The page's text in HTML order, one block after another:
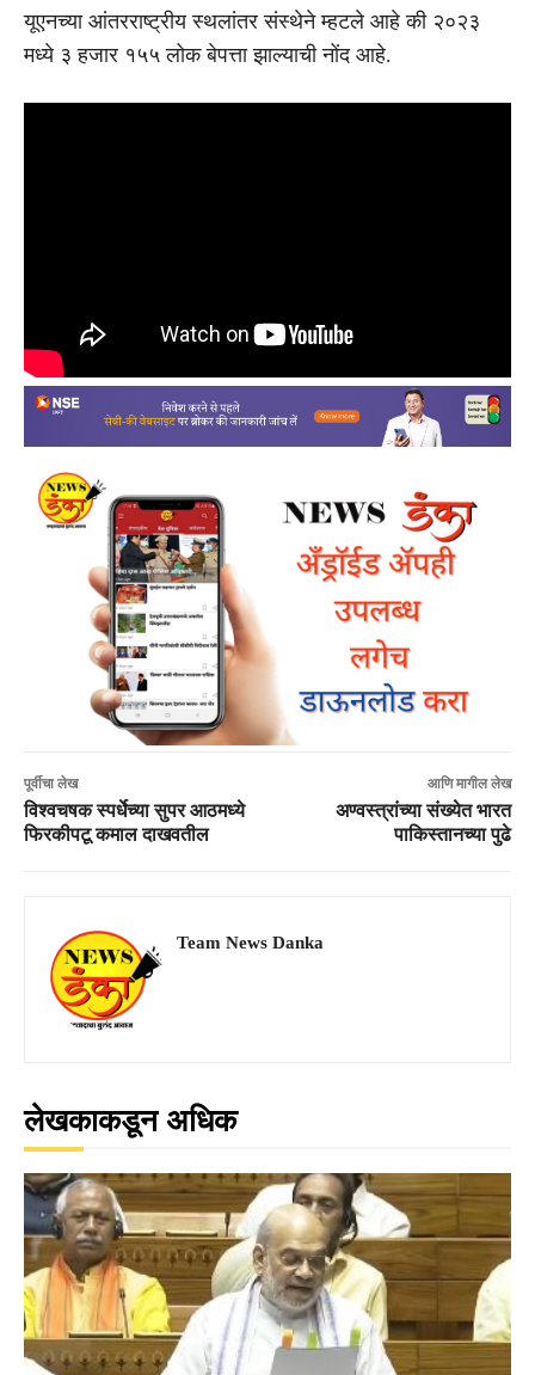
यूएनच्या आंतरराष्ट्रीय स्थलांतर संस्थेने म्हटले आहे की २०२३
मध्ये ३ हजार १५५ लोक बेपत्ता झाल्याची नोंद आहे.
पूर्वीचा लेख
विश्वचषक स्पर्धेच्या सुपर आठमध्ये
फिरकीपटू कमाल दाखवतील
आणि मागील लेख
अण्वस्त्रांच्या संख्येत भारत
पाकिस्तानच्या पुढे
Team News Danka
लेखकाकडून अधिक